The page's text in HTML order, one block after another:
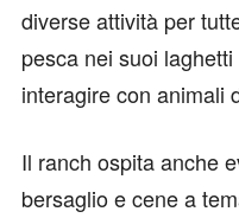
diverse attività per
pesca nei suoi
interagire con animali
Il ranch ospita anche
bersaglio e cene a